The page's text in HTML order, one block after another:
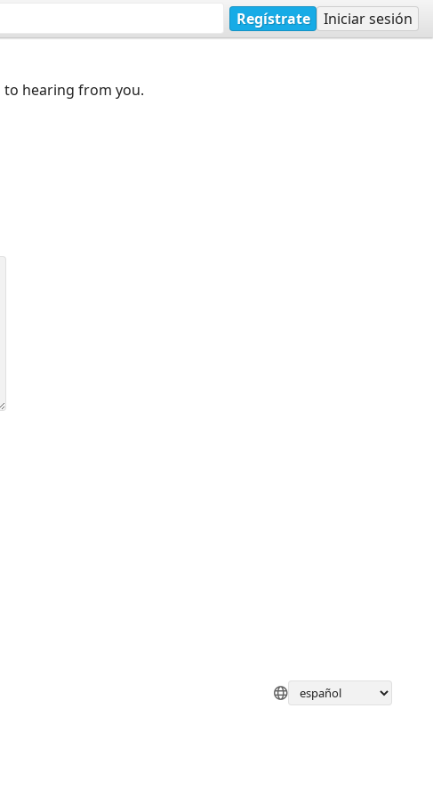
Regístrate Iniciar sesión
to hearing from you.